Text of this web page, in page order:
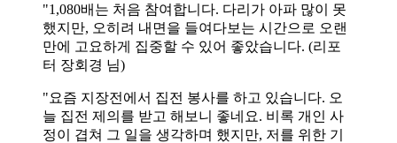
"1,080배는 처음 참여합니다. 다리가 아파 많이 못
했지만, 오히려 내면을 들여다보는 시간으로 오랜
만에 고요하게 집중할 수 있어 좋았습니다. (리포
터 장회경 님)
"요즘 지장전에서 집전 봉사를 하고 있습니다. 오
늘 집전 제의를 받고 해보니 좋네요. 비록 개인 사
정이 겹쳐 그 일을 생각하며 했지만, 저를 위한 기